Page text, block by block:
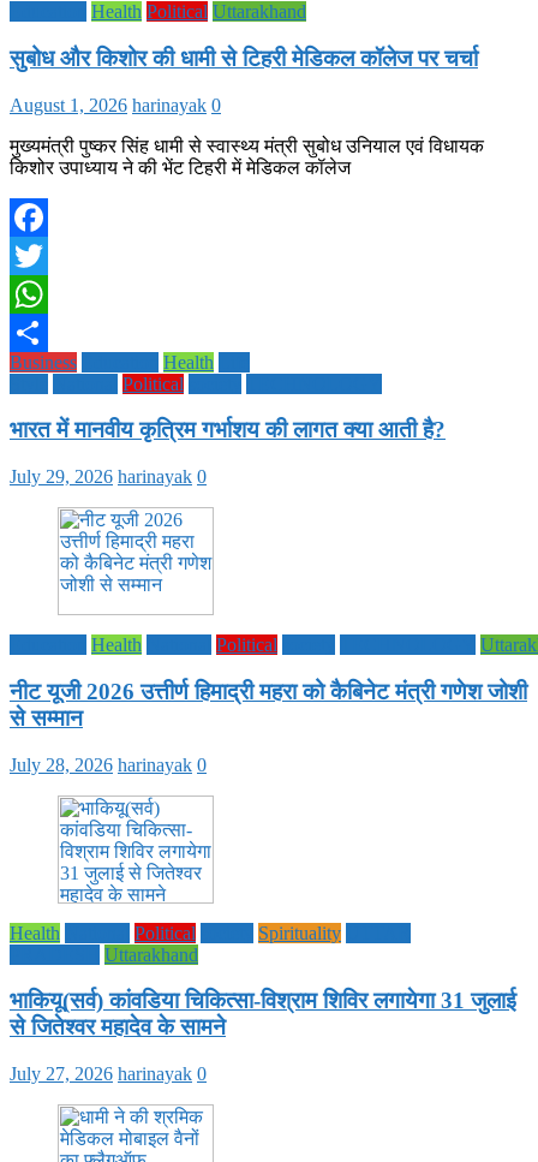
Health Political Uttarakhand
सुबोध और किशोर की धामी से टिहरी मेडिकल कॉलेज पर चर्चा
August 1, 2026 harinayak 0
मुख्यमंत्री पुष्कर सिंह धामी से स्वास्थ्य मंत्री सुबोध उनियाल एवं विधायक
किशोर उपाध्याय ने की भेंट टिहरी में मेडिकल कॉलेज
Facebook
Twitter
WhatsApp
Share
Business Health
Political
भारत में मानवीय कृत्रिम गर्भाशय की लागत क्या आती है?
July 29, 2026 harinayak 0
Health Political
नीट यूजी 2026 उत्तीर्ण हिमाद्री महरा को कैबिनेट मंत्री गणेश जोशी
से सम्मान
July 28, 2026 harinayak 0
Health Political Spirituality
Uttarakhand
भाकियू(सर्व) कांवडिया चिकित्सा-विश्राम शिविर लगायेगा 31 जुलाई
से जितेश्वर महादेव के सामने
July 27, 2026 harinayak 0